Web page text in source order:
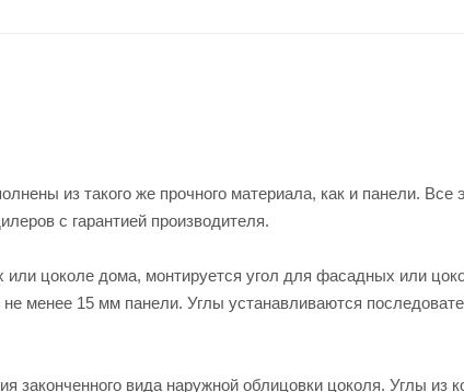
из такого же прочного материала, как и панели.
с гарантией производителя.
или цоколе дома, монтируется угол для фасадных или
менее 15 мм панели. Углы устанавливаются
законченного вида наружной облицовки цоколя. Углы из